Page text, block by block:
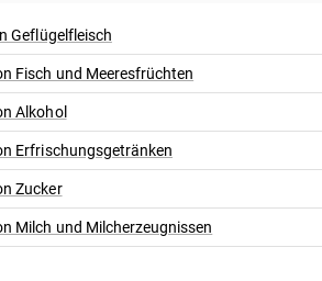
Geflügelfleisch
Fisch und Meeresfrüchten
Alkohol
Erfrischungsgetränken
Zucker
Milch und Milcherzeugnissen